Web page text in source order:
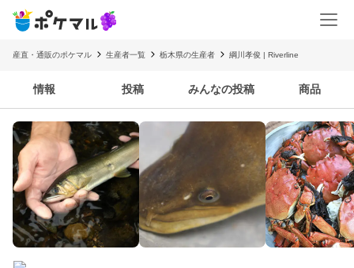
産直・通販のポケマル 生産者一覧 栃木県の生産者 綱川孝俊 | Riverline
情報 投稿 みんなの投稿 商品